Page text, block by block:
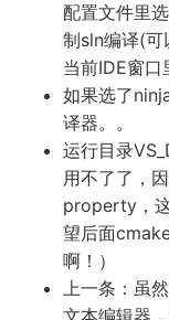
配置文件里
制sln编译(可
当前IDE窗口
如果选了
译器。。
运行目录
用不了了，
property，
望后面
啊！）
上一条：虽
文本编辑器